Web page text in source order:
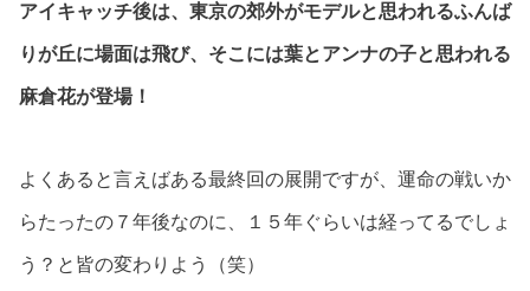
アイキャッチ後は、東京の郊外がモデルと思われるふんば
りが丘に場面は飛び、そこには葉とアンナの子と思われる
麻倉花が登場！
よくあると言えばある最終回の展開ですが、運命の戦いか
らたったの７年後なのに、１５年ぐらいは経ってるでしょ
う？と皆の変わりよう（笑）